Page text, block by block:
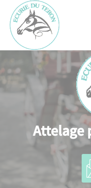
content
Attelage